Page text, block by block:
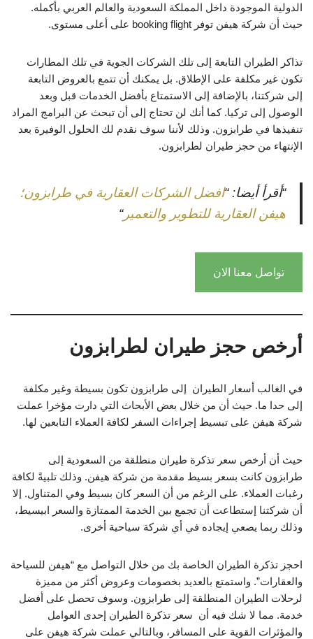
الدولية الموجودة داخل المملكة السعودية والعالم العربي بأكمله.
حيث أن شركة هيفن توفر booking flight على أعلى مستوى.
تذاكر الطيران التابعة إلى تلك الشركات الجوية في تلك المطارات
تكون غير مكلفة على الإطلاق. بل يمكنك أن تتمع بالعروض التابعة
إلى شركتنا، بالإضافة إلى الاستمتاع بأفضل الخدمات قبل وبعد
الوصول إلى تركيا. كما أنك لن تحتاج إلى أن تبحث عن البرامج المراد
تنفيذها في طرابزون. وذلك لأننا سوف نقدم لك الحلول الوفيرة بعد
الإنتهاء من حجز طيران لطرابزون.
“أقرأ أيضا: “افضل الشركات العقارية في طرابزون؛
هيفن العقارية للتطوير والتعمير“
تواصل معنا الان
أرخص حجز طيران لطرابزون
في الغالب أسعار الطيران إلى طرابزون تكون بسيطة وغير مكلفة
إلى حدا ما. حيث أن من خلال بعض الأبحاث التي دارت مؤخرا عملت
شركة هيفن على تبسيط إجراءات السفر لكافة العملاء التابعين لها.
حيث أن أرخص سعر تذكرة طيران منطلقة من السعودية إلى
طرابزون كانت بسعر بسيط مقدمة من شركة هيفن. وذلك تلبيةً لكافة
رغبات العملاء. على الرغم من أن السعر كان بسيط وفي المتناول. إلا
أن شركتنا إستطاعت أن تجمع بين الخدمة الممتازة والسعر ابيسيط،
وذلك ربما يصعي إيجاده في أي شركة سياحية أخرى.
احجز تذكرة الطيران الخاصة بك من خلال التواصل مع “هيفن للسياحة
والعقارات”. واستمتع بالعديد بخصومات وعروض أكثر من مميزة
لرحلات الطيران المنطلقة إلى طرابزون. وسوف تحصل على أفضل
خدمة. مما لا شك فيه أن سعر تذكرة الطيران إحدى العوامل
والمؤثرات القوية على المسافر، وبالتالي عملت شركة هيفن على